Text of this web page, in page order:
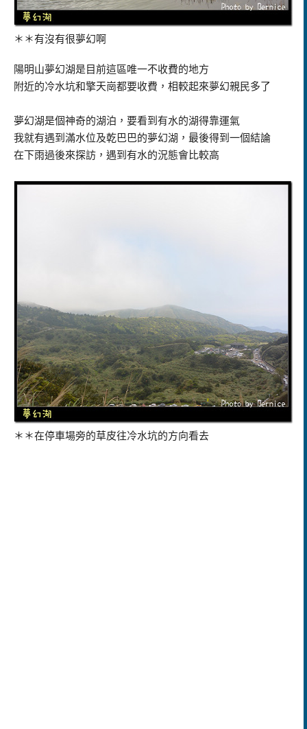
＊＊有沒有很夢幻啊
陽明山夢幻湖是目前這區唯一不收費的地方
附近的冷水坑和擎天崗都要收費，相較起來夢幻親民多了
夢幻湖是個神奇的湖泊，要看到有水的湖得靠運氣
我就有遇到滿水位及乾巴巴的夢幻湖，最後得到一個結論
在下雨過後來探訪，遇到有水的況態會比較高
＊＊在停車場旁的草皮往冷水坑的方向看去